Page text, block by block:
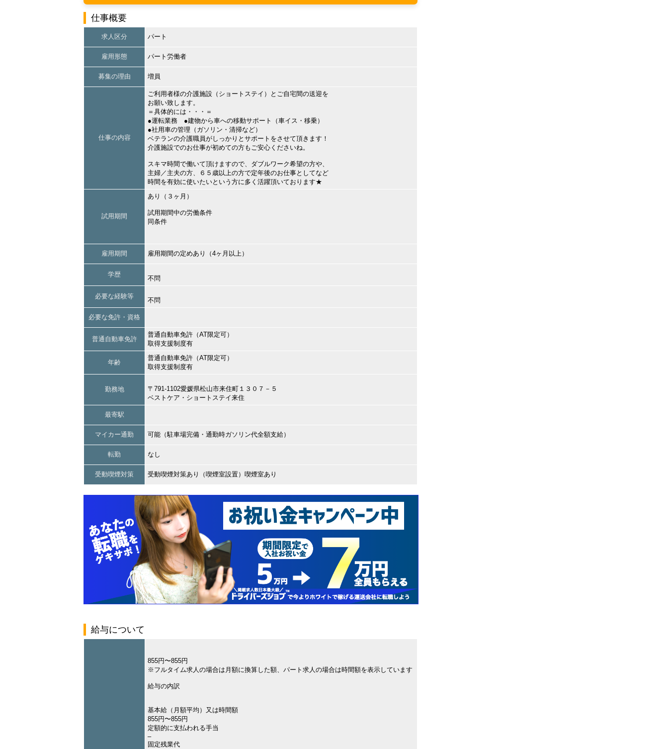
仕事概要
求人区分 パート
雇用形態 パート労働者
募集の理由 増員
仕事の内容
ご利用者様の介護施設（ショートステイ）とご自宅間の送迎を
お願い致します。
＝具体的には・・・＝
●運転業務 ●建物から車への移動サポート（車イス・移乗）
●社用車の管理（ガソリン・清掃など）
ベテランの介護職員がしっかりとサポートをさせて頂きます！
介護施設でのお仕事が初めての方もご安心くださいね。
スキマ時間で働いて頂けますので、ダブルワーク希望の方や、
主婦／主夫の方、６５歳以上の方で定年後のお仕事としてなど
時間を有効に使いたいという方に多く活躍頂いております★
試用期間
あり（３ヶ月）
試用期間中の労働条件
同条件
雇用期間 雇用期間の定めあり（4ヶ月以上）
学歴
不問
必要な経験等
不問
必要な免許・資格
普通自動車免許
普通自動車免許（AT限定可）
取得支援制度有
年齢
普通自動車免許（AT限定可）
取得支援制度有
勤務地
〒791-1102愛媛県松山市来住町１３０７－５
ベストケア・ショートステイ来住
最寄駅
マイカー通勤 可能（駐車場完備・通勤時ガソリン代全額支給）
転勤 なし
受動喫煙対策 受動喫煙対策あり（喫煙室設置）喫煙室あり
給与について
855円〜855円
※フルタイム求人の場合は月額に換算した額、パート求人の場合は時間額を表示しています
給与の内訳
基本給（月額平均）又は時間額
855円〜855円
定額的に支払われる手当
–
固定残業代